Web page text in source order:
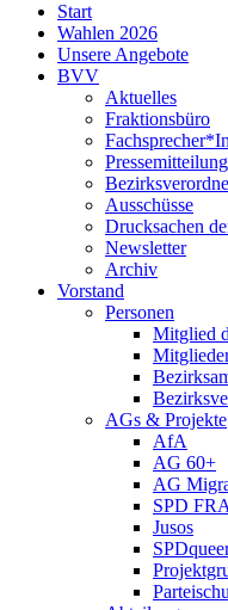
Start
Wahlen 2026
Unsere Angebote
BVV
Aktuelles
Fraktionsbüro
Ausschüsse
Drucksachen
Newsletter
Archiv
Vorstand
Personen
Mitglied
AGs & Projekte
AfA
AG 60+
AG
SPD
Jusos